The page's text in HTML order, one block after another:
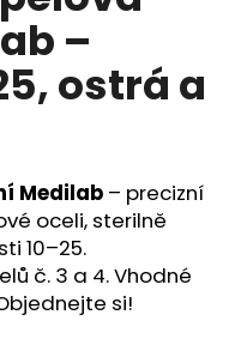
–
ostrá a
Medilab – precizní
oceli, sterilně
10–25.
č. 3 a 4. Vhodné
si!